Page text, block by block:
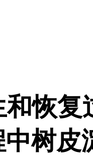
恢复
树皮